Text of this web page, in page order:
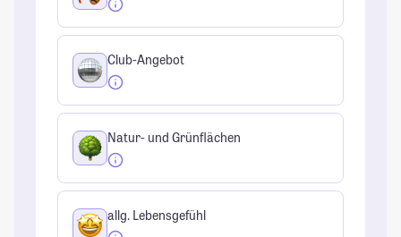
Club-Angebot
Natur- und Grünflächen
allg. Lebensgefühl